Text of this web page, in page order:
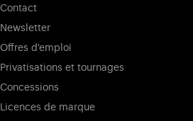
Contact
Newsletter
Offres d'emploi
Privatisations et tournages
Concessions
Licences de marque